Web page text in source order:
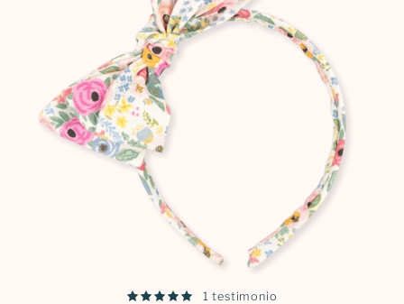
Iniciar sesión
1 testimonio